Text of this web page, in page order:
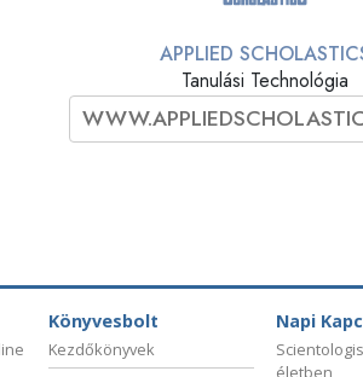
APPLIED
Tanulási Technológia
Könyvesbolt
Kezdőkönyvek
Napi
életben